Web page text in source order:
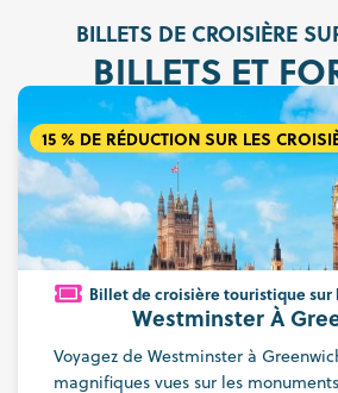
BILLETS DE CROISIÈRE
BILLETS ET
15 % DE RÉDUCTION SUR LES
Billet de croisière touristique sur
Westminster À
Voyagez de Westminster à
magnifiques vues sur les